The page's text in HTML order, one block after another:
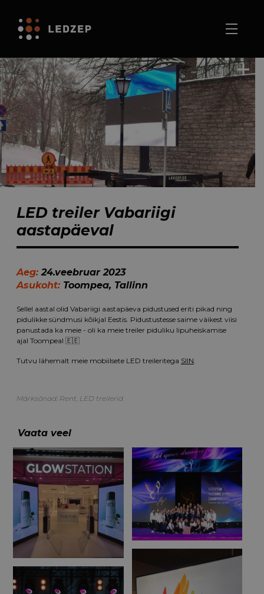
LED treiler Vabariigi
aastapäeval
Aeg: 24.veebruar 2023
Asukoht: Toompea, Tallinn
Sellel aastal olid Vabariigi aastapäeva pidustused eriti pikad ning
pidulikke sündmusi kõikjal Eestis. Pidustustesse saime väikest viisi
panustada ka meie - oli ka meie treiler piduliku lipuheiskamise
ajal Toompeal 🇪🇪
Tutvu lähemalt meie mobiilsete LED treileritega SIIN.
Märksõnad: Rent, LED treilerid
Vaata veel